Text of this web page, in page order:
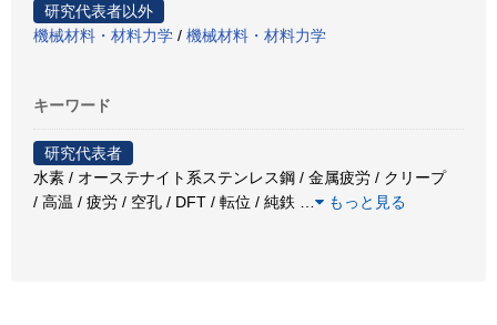
研究代表者以外
機械材料・材料力学 / 機械材料・材料力学
キーワード
研究代表者
水素 / オーステナイト系ステンレス鋼 / 金属疲労 / クリープ
/ 高温 / 疲労 / 空孔 / DFT / 転位 / 純鉄
もっと見る